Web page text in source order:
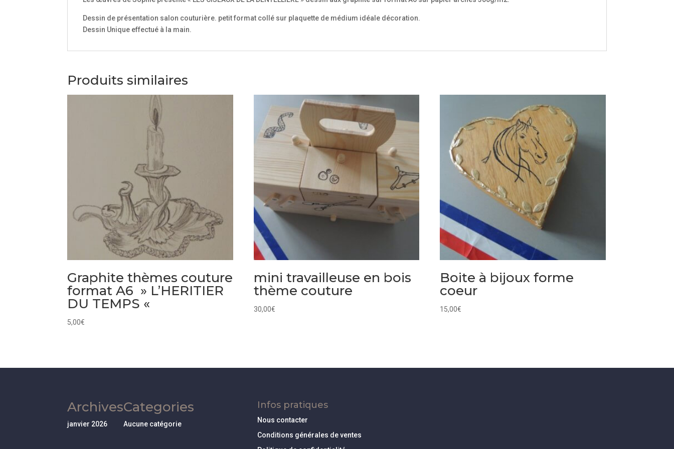
Dessin de présentation salon couturière. petit format collé sur plaquette de médium idéale décoration.
Dessin Unique effectué à la main.
Produits similaires
Graphite thèmes couture
format A6 » L’HERITIER
DU TEMPS «
5,00€
mini travailleuse en bois
thème couture
30,00€
Boite à bijoux forme
coeur
15,00€
Archives
janvier 2026
Categories
Aucune catégorie
Infos pratiques
Nous contacter
Conditions générales de ventes